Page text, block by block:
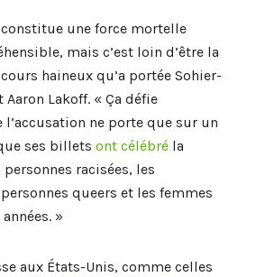
une force mortelle
mais c’est loin d’être la
haineux qu’a portée Sohier-
Lakoff. « Ça défie
l’accusation ne porte que sur un
ses billets ont célébré la
racisées, les
personnes queers et les femmes
»
aux États-Unis, comme celles